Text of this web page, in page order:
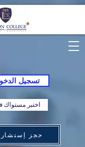
تسجيل
اختبر مستواك
حجز